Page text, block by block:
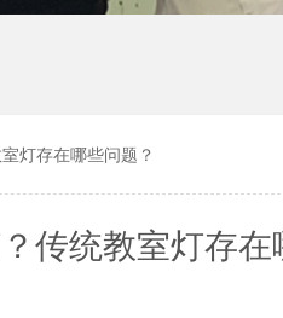
灯存在哪些问题？
传统教室灯存在